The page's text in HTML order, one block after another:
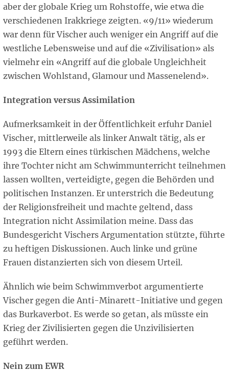
aber der globale Krieg um Rohstoffe, wie etwa die
verschiedenen Irakkriege zeigten. «9/11» wiederum
war denn für Vischer auch weniger ein Angriff auf die
westliche Lebensweise und auf die «Zivilisation» als
vielmehr ein «Angriff auf die globale Ungleichheit
zwischen Wohlstand, Glamour und Massenelend».
Integration versus Assimilation
Aufmerksamkeit in der Öffentlichkeit erfuhr Daniel
Vischer, mittlerweile als linker Anwalt tätig, als er
1993 die Eltern eines türkischen Mädchens, welche
ihre Tochter nicht am Schwimmunterricht teilnehmen
lassen wollten, verteidigte, gegen die Behörden und
politischen Instanzen. Er unterstrich die Bedeutung
der Religionsfreiheit und machte geltend, dass
Integration nicht Assimilation meine. Dass das
Bundesgericht Vischers Argumentation stützte, führte
zu heftigen Diskussionen. Auch linke und grüne
Frauen distanzierten sich von diesem Urteil.
Ähnlich wie beim Schwimmverbot argumentierte
Vischer gegen die Anti-Minarett-Initiative und gegen
das Burkaverbot. Es werde so getan, als müsste ein
Krieg der Zivilisierten gegen die Unzivilisierten
geführt werden.
Nein zum EWR